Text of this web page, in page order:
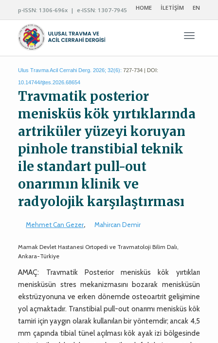
p-ISSN: 1306-696x | e-ISSN: 1307-7945 HOME İLETİŞİM EN
Ulus Travma Acil Cerrahi Derg. 2026; 32(6): 727-734 | DOI:
10.14744/tjtes.2026.68654
Travmatik posterior
menisküs kök yırtıklarında
artriküler yüzeyi koruyan
pinhole transtibial teknik
ile standart pull-out
onarımın klinik ve
radyolojik karşılaştırması
Mehmet Can Gezer, Mahircan Demir
Mamak Devlet Hastanesi Ortopedi ve Travmatoloji Bilim Dalı,
Ankara-Türkiye
AMAÇ: Travmatik Posterior menisküs kök yırtıkları
menisküsün stres mekanizmasını bozarak menisküsün
ekstrüzyonuna ve erken dönemde osteoartrit gelişimine
yol açmaktadır. Transtibial pull-out onarımı menisküs kök
tamiri için yaygın olarak kullanılan bir yöntemdir; ancak 4,5
mm çapında tibial tünel açılması kök ayak izi bölgesinde